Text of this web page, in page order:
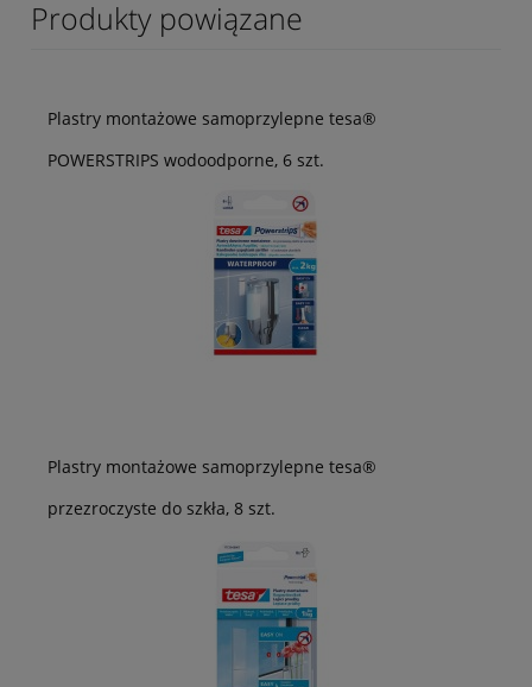
Produkty powiązane
Plastry montażowe samoprzylepne tesa®
POWERSTRIPS wodoodporne, 6 szt.
Plastry montażowe samoprzylepne tesa®
przezroczyste do szkła, 8 szt.